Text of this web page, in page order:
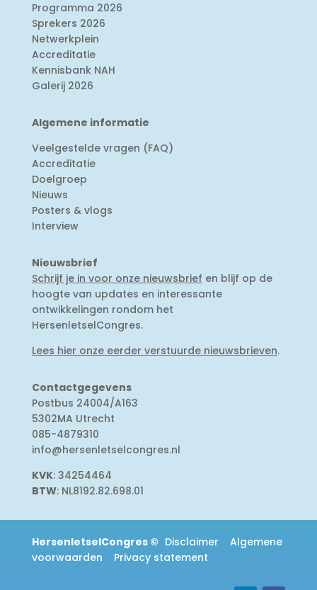
Programma 2026
Sprekers 2026
Netwerkplein
Accreditatie
Kennisbank NAH
Galerij 2026
Algemene informatie
Veelgestelde vragen (FAQ)
Accreditatie
Doelgroep
Nieuws
Posters & vlogs
Interview
Nieuwsbrief
Schrijf je in voor onze nieuwsbrief en blijf op de
hoogte van updates en interessante
ontwikkelingen rondom het
HersenletselCongres.
Lees hier onze eerder verstuurde nieuwsbrieven.
Contactgegevens
Postbus 24004/A163
5302MA Utrecht
085-4879310
info@hersenletselcongres.nl
KVK: 34254464
BTW: NL8192.82.698.01
HersenletselCongres © Disclaimer
Algemene
voorwaarden
Privacy statement